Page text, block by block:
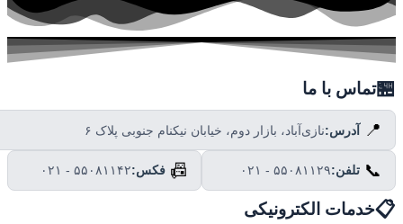
تماس با ما
📍 آدرس:نازی‌آباد، بازار دوم، خیابان نیکنام جنوبی پلاک ۶
📞 تلفن:۰۲۱ - ۵۵۰۸۱۱۲۹ 📠 فکس:۰۲۱ - ۵۵۰۸۱۱۴۲
خدمات الکترونیکی